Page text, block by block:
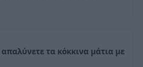
τα κόκκινα μάτια με